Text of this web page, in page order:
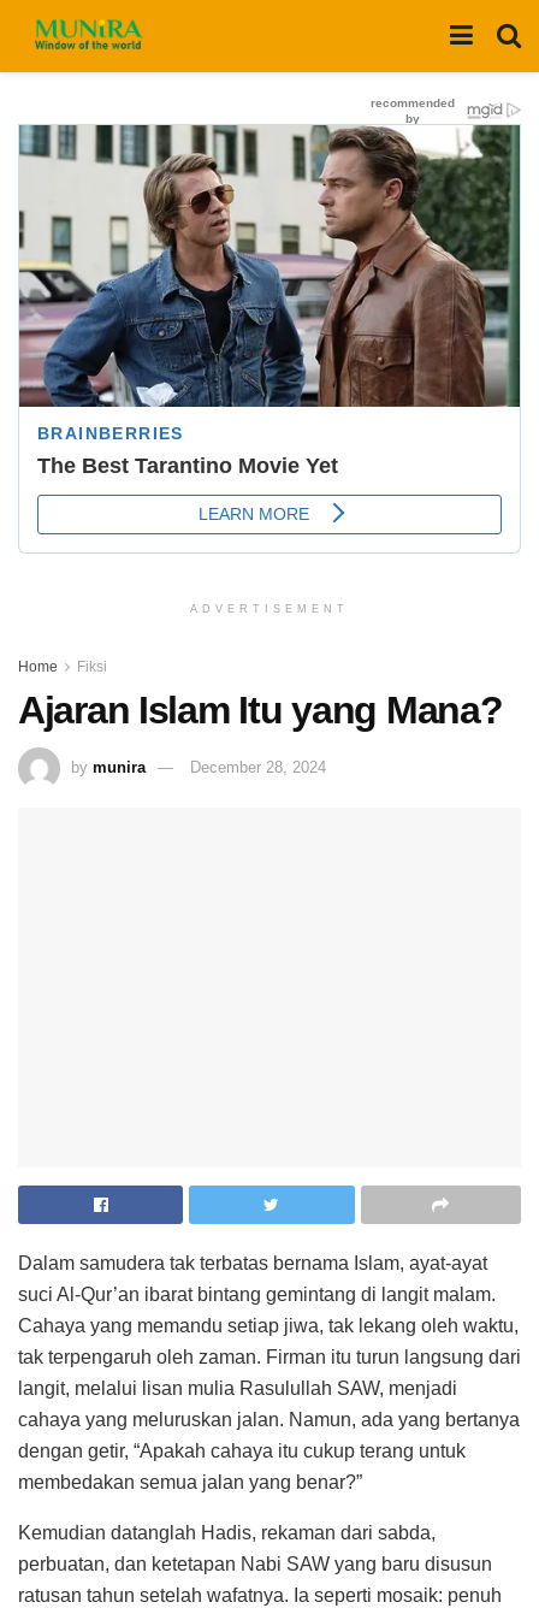
ADVERTISEMENT
Home Fiksi
Ajaran Islam Itu yang Mana?
by munira December 28, 2024
Dalam samudera tak terbatas bernama Islam, ayat-ayat
suci Al-Qur’an ibarat bintang gemintang di langit malam.
Cahaya yang memandu setiap jiwa, tak lekang oleh waktu,
tak terpengaruh oleh zaman. Firman itu turun langsung dari
langit, melalui lisan mulia Rasulullah SAW, menjadi
cahaya yang meluruskan jalan. Namun, ada yang bertanya
dengan getir, “Apakah cahaya itu cukup terang untuk
membedakan semua jalan yang benar?”
Kemudian datanglah Hadis, rekaman dari sabda,
perbuatan, dan ketetapan Nabi SAW yang baru disusun
ratusan tahun setelah wafatnya. Ia seperti mosaik: penuh